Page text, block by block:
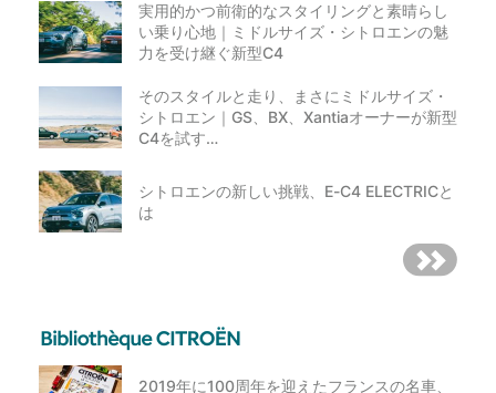
実用的かつ前衛的なスタイリングと素晴らし
い乗り心地｜ミドルサイズ・シトロエンの魅
力を受け継ぐ新型C4
そのスタイルと走り、まさにミドルサイズ・
シトロエン｜GS、BX、Xantiaオーナーが新型
C4を試す…
シトロエンの新しい挑戦、E-C4 ELECTRICと
は
2019年に100周年を迎えたフランスの名車、